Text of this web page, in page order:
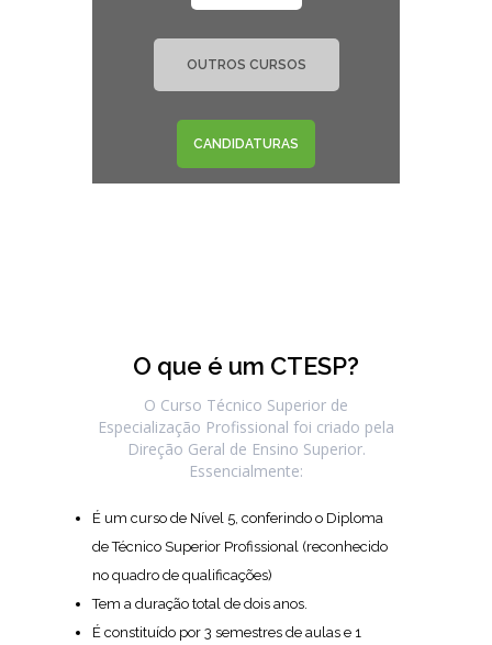
OUTROS CURSOS
CANDIDATURAS
O que é um CTESP?
O Curso Técnico Superior de
Especialização Profissional foi criado pela
Direção Geral de Ensino Superior.
Essencialmente:
É um curso de Nível 5, conferindo o Diploma
de Técnico Superior Profissional (reconhecido
no quadro de qualificações)
Tem a duração total de dois anos.
É constituído por 3 semestres de aulas e 1